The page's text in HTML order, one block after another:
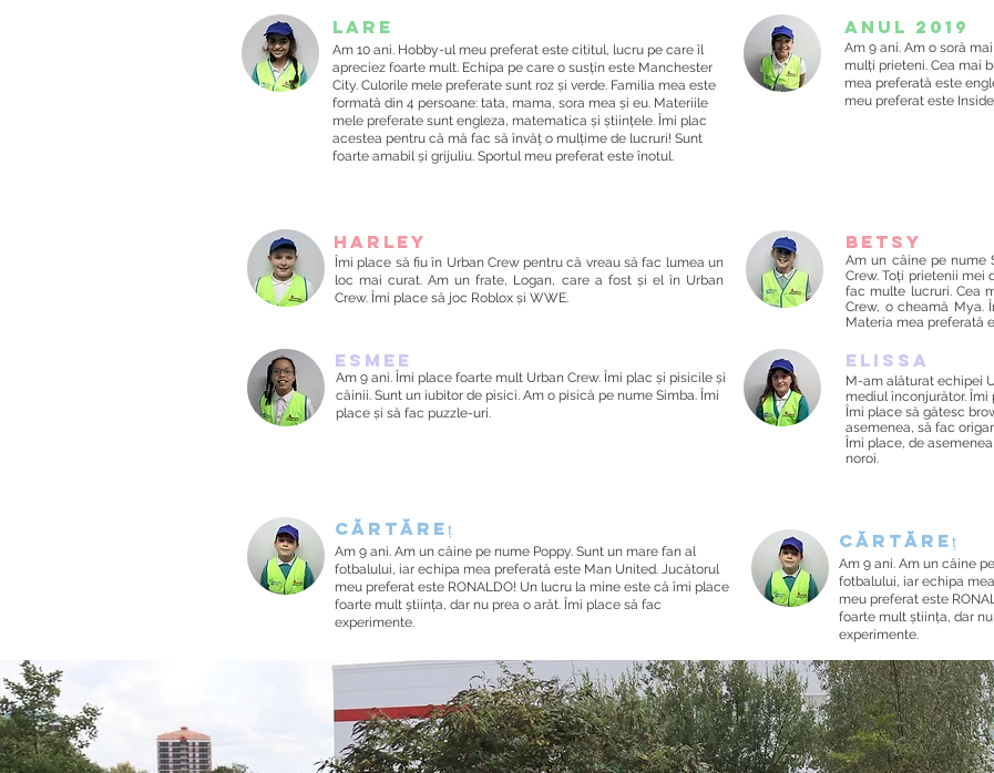
Lare
Am 10 ani. Hobby-ul meu preferat este cititul, lucru pe care îl
apreciez foarte mult. Echipa pe care o susțin este Manchester
City. Culorile mele preferate sunt roz și verde. Familia mea este
formată din 4 persoane: tata, mama, sora mea și eu. Materiile
mele preferate sunt engleza, matematica și științele. Îmi plac
acestea pentru că mă fac să învăț o mulțime de lucruri! Sunt
foarte amabil și grijuliu. Sportul meu preferat este înotul.
Harley
Îmi place să fiu în Urban Crew pentru că vreau să fac lumea un
loc mai curat. Am un frate, Logan, care a fost și el în Urban
Crew. Îmi place să joc Roblox și WWE.
Esmee
Am 9 ani. Îmi place foarte mult Urban Crew. Îmi plac și pisicile și
câinii. Sunt un iubitor de pisici. Am o pisică pe nume Simba. Îmi
place și să fac puzzle-uri.
Cărtăreț
Am 9 ani. Am un câine pe nume Poppy. Sunt un mare fan al
fotbalului, iar echipa mea preferată este Man United. Jucătorul
meu preferat este RONALDO! Un lucru la mine este că îmi place
foarte mult știința, dar nu prea o arăt. Îmi place să fac
experimente.
Anul 2019
Am 9 ani. Am o soră
mulți prieteni. Cea mai
mea preferată este
meu preferat este
Betsy
Am un câine pe nume
Crew. Toți prietenii mei
fac multe lucruri. Cea
Crew, o cheamă Mya.
Materia mea preferată
Elissa
M-am alăturat echipei
mediul înconjurător.
Îmi place să gătesc
asemenea, să fac
Îmi place, de
noroi.
Cărtăreț
Am 9 ani. Am un câine
fotbalului, iar echipa
meu preferat este
foarte mult știința, dar
experimente.